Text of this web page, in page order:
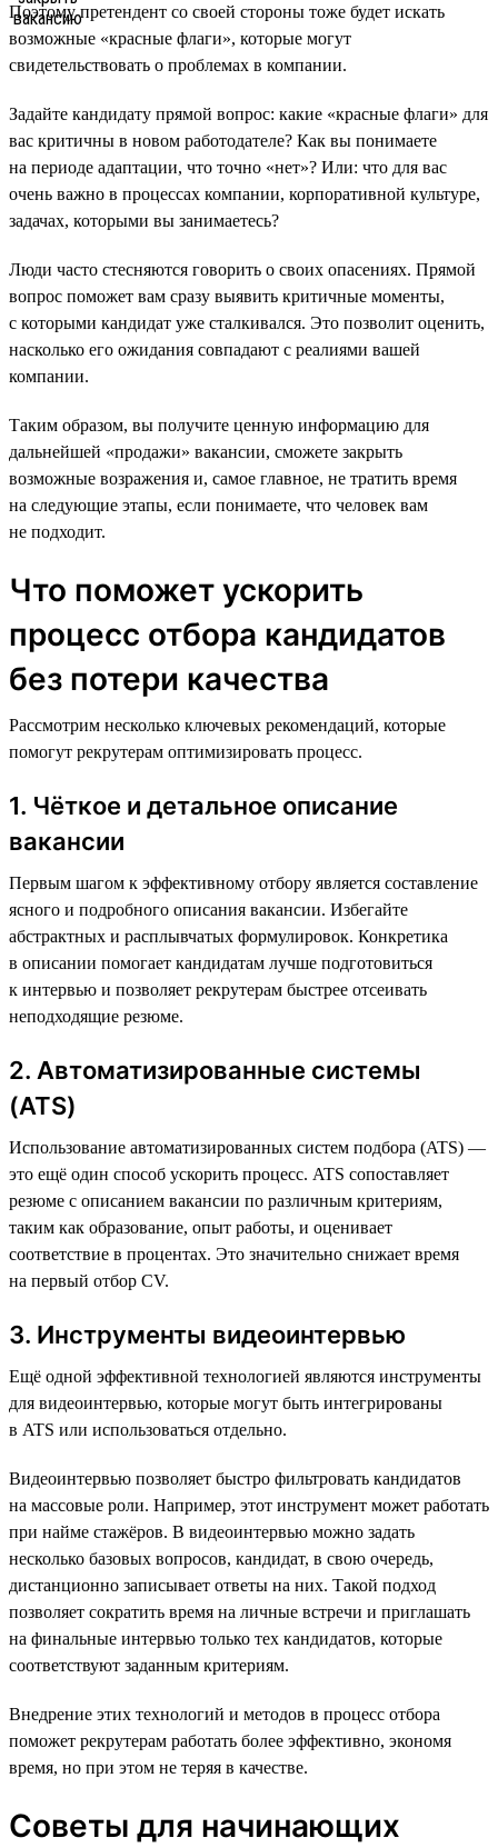
Поэтому претендент со своей стороны тоже будет искать
возможные «красные флаги», которые могут
свидетельствовать о проблемах в компании.
Задайте кандидату прямой вопрос: какие «красные флаги» для
вас критичны в новом работодателе? Как вы понимаете
на периоде адаптации, что точно «нет»? Или: что для вас
очень важно в процессах компании, корпоративной культуре,
задачах, которыми вы занимаетесь?
Люди часто стесняются говорить о своих опасениях. Прямой
вопрос поможет вам сразу выявить критичные моменты,
с которыми кандидат уже сталкивался. Это позволит оценить,
насколько его ожидания совпадают с реалиями вашей
компании.
Таким образом, вы получите ценную информацию для
дальнейшей «продажи» вакансии, сможете закрыть
возможные возражения и, самое главное, не тратить время
на следующие этапы, если понимаете, что человек вам
не подходит.
Что поможет ускорить
процесс отбора кандидатов
без потери качества
Рассмотрим несколько ключевых рекомендаций, которые
помогут рекрутерам оптимизировать процесс.
1. Чёткое и детальное описание
вакансии
Первым шагом к эффективному отбору является составление
ясного и подробного описания вакансии. Избегайте
абстрактных и расплывчатых формулировок. Конкретика
в описании помогает кандидатам лучше подготовиться
к интервью и позволяет рекрутерам быстрее отсеивать
неподходящие резюме.
2. Автоматизированные системы
(ATS)
Использование автоматизированных систем подбора (ATS) —
это ещё один способ ускорить процесс. ATS сопоставляет
резюме с описанием вакансии по различным критериям,
таким как образование, опыт работы, и оценивает
соответствие в процентах. Это значительно снижает время
на первый отбор CV.
3. Инструменты видеоинтервью
Ещё одной эффективной технологией являются инструменты
для видеоинтервью, которые могут быть интегрированы
в ATS или использоваться отдельно.
Видеоинтервью позволяет быстро фильтровать кандидатов
на массовые роли. Например, этот инструмент может работать
при найме стажёров. В видеоинтервью можно задать
несколько базовых вопросов, кандидат, в свою очередь,
дистанционно записывает ответы на них. Такой подход
позволяет сократить время на личные встречи и приглашать
на финальные интервью только тех кандидатов, которые
соответствуют заданным критериям.
Внедрение этих технологий и методов в процесс отбора
поможет рекрутерам работать более эффективно, экономя
время, но при этом не теряя в качестве.
Советы для начинающих